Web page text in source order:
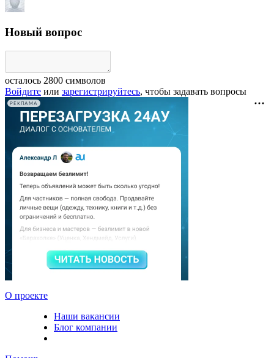
Новый вопрос
осталось 2800 символов
Войдите или зарегистрируйтесь, чтобы задавать вопросы
РЕКЛАМА
О проекте
Наши вакансии
Блог компании